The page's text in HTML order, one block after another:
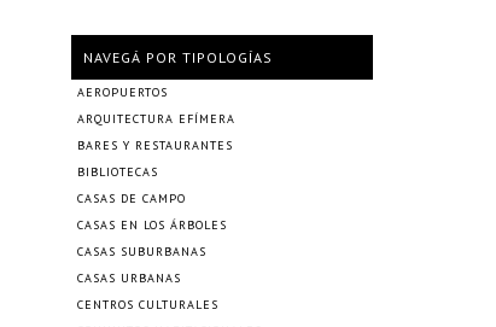
NAVEGÁ POR TIPOLOGÍAS
AEROPUERTOS
ARQUITECTURA EFÍMERA
BARES Y RESTAURANTES
BIBLIOTECAS
CASAS DE CAMPO
CASAS EN LOS ÁRBOLES
CASAS SUBURBANAS
CASAS URBANAS
CENTROS CULTURALES